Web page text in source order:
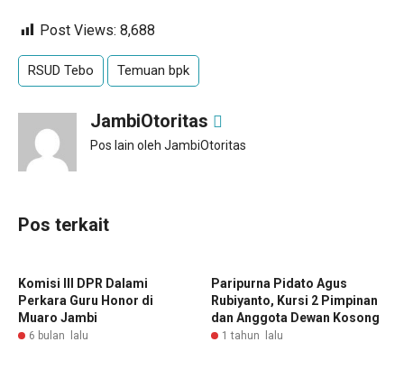
Post Views: 8,688
RSUD Tebo Temuan bpk
JambiOtoritas
Pos lain oleh JambiOtoritas
Pos terkait
Komisi III DPR Dalami
Perkara Guru Honor di
Muaro Jambi
6 bulan lalu
Paripurna Pidato Agus
Rubiyanto, Kursi 2 Pimpinan
dan Anggota Dewan Kosong
1 tahun lalu